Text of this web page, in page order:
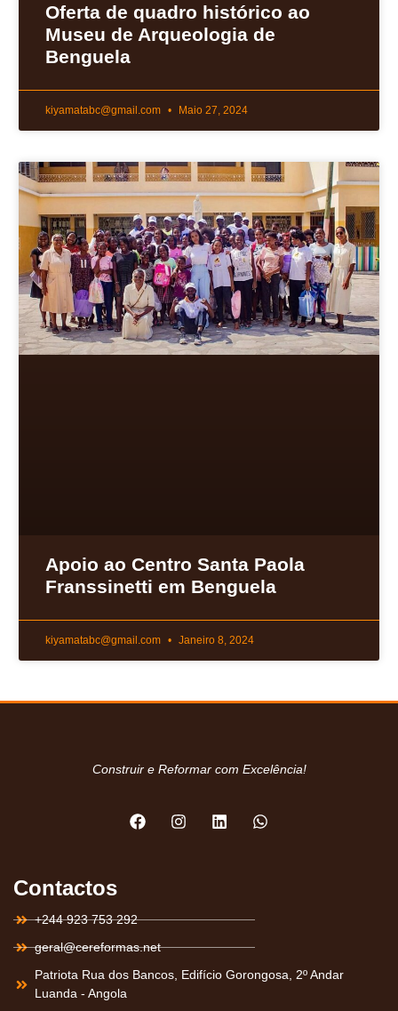
Oferta de quadro histórico ao
Museu de Arqueologia de
Benguela
kiyamatabc@gmail.com Maio 27, 2024
Apoio ao Centro Santa Paola
Franssinetti em Benguela
kiyamatabc@gmail.com Janeiro 8, 2024
Construir e Reformar com Excelência!
Contactos
+244 923 753 292
geral@cereformas.net
Patriota Rua dos Bancos, Edifício Gorongosa, 2º Andar
Luanda - Angola